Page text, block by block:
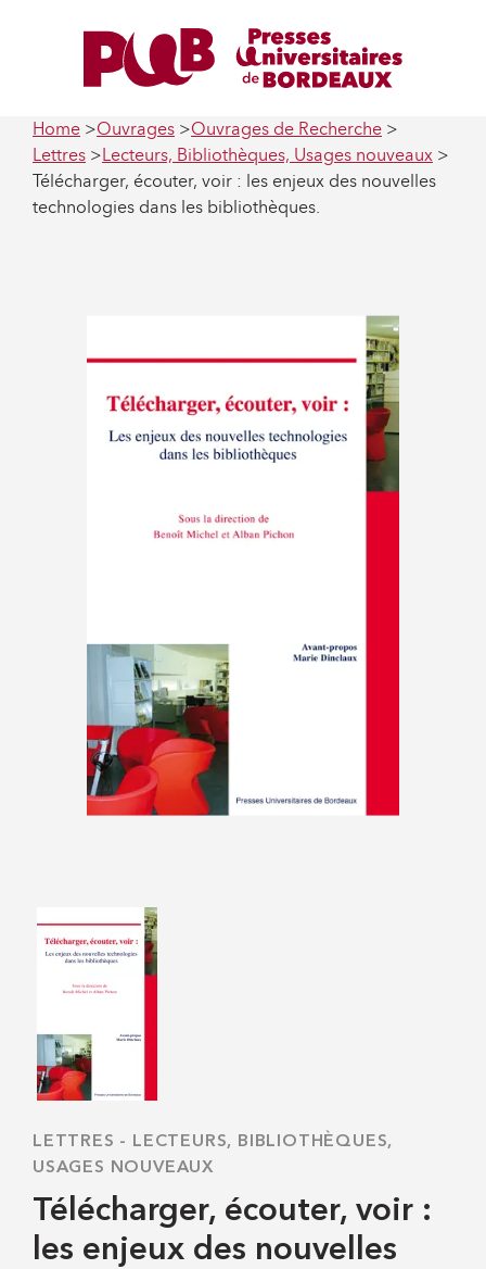
Home Ouvrages
Ouvrages de Recherche
Lettres
Lecteurs, Bibliothèques, Usages nouveaux
Télécharger, écouter, voir : les enjeux des nouvelles
technologies dans les bibliothèques.
LETTRES -
LECTEURS, BIBLIOTHÈQUES,
USAGES NOUVEAUX
Télécharger, écouter, voir :
les enjeux des nouvelles